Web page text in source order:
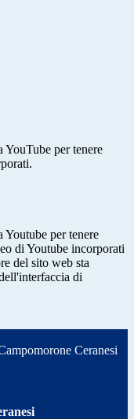
YouTube per tenere
Youtube per tenere
di Youtube incorporati
del sito web sta
di
Ceranesi